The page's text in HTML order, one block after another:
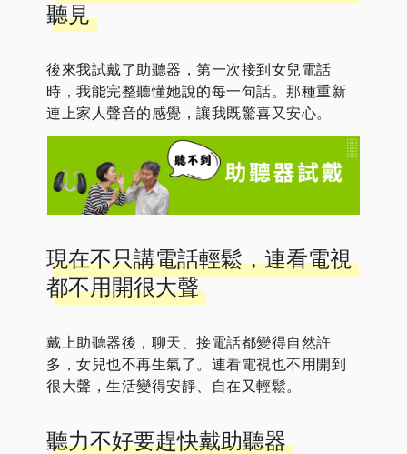
聽見
後來我試戴了助聽器，第一次接到女兒電話
時，我能完整聽懂她說的每一句話。那種重新
連上家人聲音的感覺，讓我既驚喜又安心。
現在不只講電話輕鬆，連看電視
都不用開很大聲
戴上助聽器後，聊天、接電話都變得自然許
多，女兒也不再生氣了。連看電視也不用開到
很大聲，生活變得安靜、自在又輕鬆。
聽力不好要趕快戴助聽器